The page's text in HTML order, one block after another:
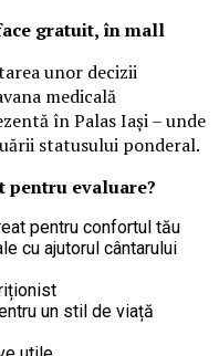
gratuit, în mall
unor decizii
medicală
în Palas Iași – unde
statusului ponderal.
pentru evaluare?
pentru confortul tău
cu ajutorul cântarului
un stil de viață